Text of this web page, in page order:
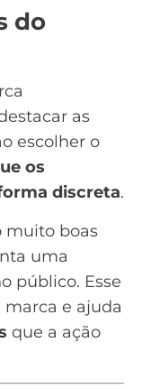
do
as
escolher o
os
discreta.
muito boas
uma
público. Esse
e ajuda
que a ação